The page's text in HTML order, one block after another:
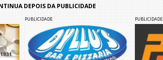
DEPOIS DA PUBLICIDADE
PUBLICIDADE PUBLICIDADE